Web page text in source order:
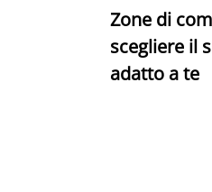
Zone di
scegliere il
adatto a te